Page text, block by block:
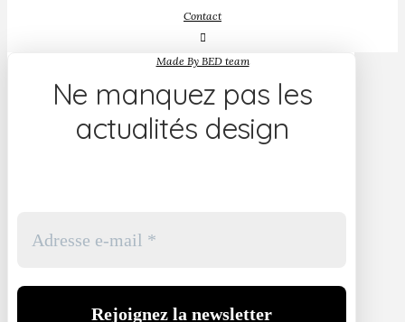
Contact
Made By BED team
Ne manquez pas les
actualités design